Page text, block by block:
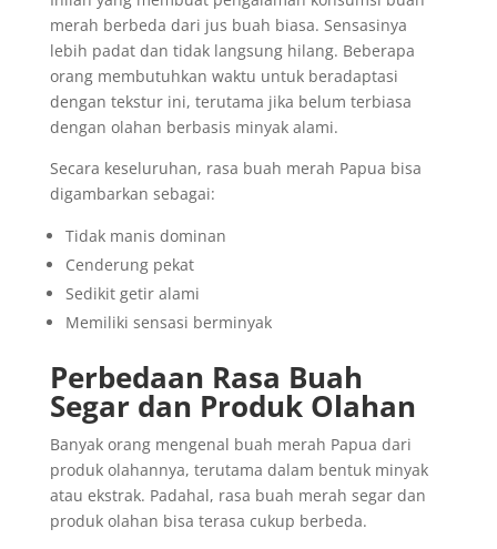
merah berbeda dari jus buah biasa. Sensasinya
lebih padat dan tidak langsung hilang. Beberapa
orang membutuhkan waktu untuk beradaptasi
dengan tekstur ini, terutama jika belum terbiasa
dengan olahan berbasis minyak alami.
Secara keseluruhan, rasa buah merah Papua bisa
digambarkan sebagai:
Tidak manis dominan
Cenderung pekat
Sedikit getir alami
Memiliki sensasi berminyak
Perbedaan Rasa Buah
Segar dan Produk Olahan
Banyak orang mengenal buah merah Papua dari
produk olahannya, terutama dalam bentuk minyak
atau ekstrak. Padahal, rasa buah merah segar dan
produk olahan bisa terasa cukup berbeda.